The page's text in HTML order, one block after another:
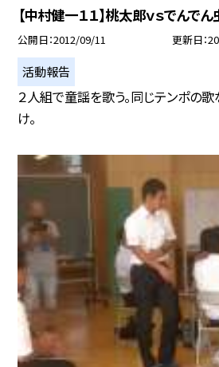
【中村健一１１】桃太郎ｖｓでんでん
公開日 2012/09/11 更新日
活動報告
２人組で童謡を歌う。同じテンポの
け。